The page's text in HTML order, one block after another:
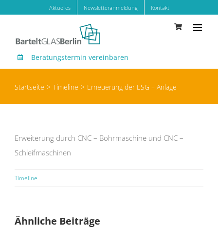
springen
Aktuelles Newsletteranmeldung Kontakt
Beratungstermin vereinbaren
Startseite Timeline Erneuerung der ESG – Anlage
Erweiterung durch CNC – Bohrmaschine und CNC –
Schleifmaschinen
Timeline
Ähnliche Beiträge